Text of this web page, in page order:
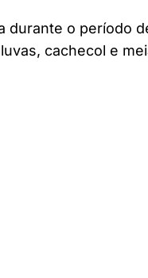
durante o período
cachecol e